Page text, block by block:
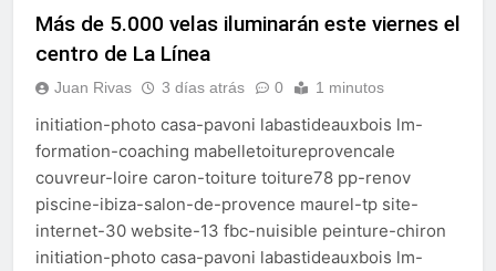
Más de 5.000 velas iluminarán este viernes el
centro de La Línea
Juan Rivas 3 días atrás 0 1 minutos
initiation-photo casa-pavoni labastideauxbois lm-
formation-coaching mabelletoitureprovencale
couvreur-loire caron-toiture toiture78 pp-renov
piscine-ibiza-salon-de-provence maurel-tp site-
internet-30 website-13 fbc-nuisible peinture-chiron
initiation-photo casa-pavoni labastideauxbois lm-